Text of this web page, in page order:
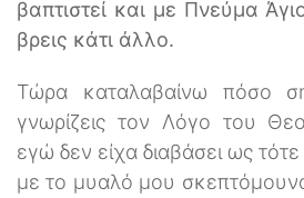
βαπτιστεί και με Πνεύμα
βρεις κάτι άλλο.
Τώρα καταλαβαίνω πόσο
γνωρίζεις τον Λόγο του
εγώ δεν είχα διαβάσει ως
με το μυαλό μου σκεπτόμουνα